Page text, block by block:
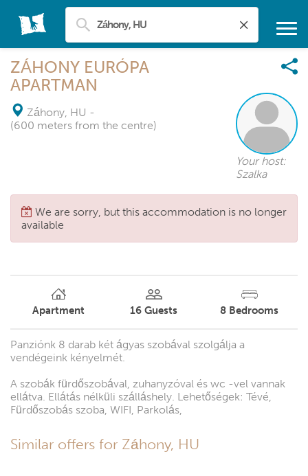
ZÁHONY EURÓPA
APARTMAN
Záhony, HU -
(600 meters from the centre)
Your host:
Szalka
We are sorry, but this accommodation is no longer
available
Apartment 16 Guests 8 Bedrooms
Panziónk 8 darab két ágyas szobával szolgálja a
vendégeink kényelmét.
A szobák fürdőszobával, zuhanyzóval és wc -vel vannak
ellátva. Ellátás nélküli szálláshely. Lehetőségek: Tévé,
Fürdőszobás szoba, WIFI, Parkolás,
Similar offers for Záhony, HU